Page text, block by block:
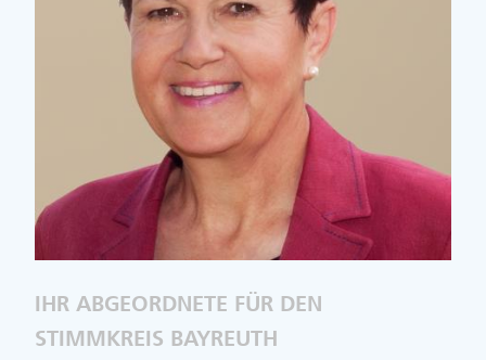
IHR ABGEORDNETE FÜR DEN
STIMMKREIS BAYREUTH